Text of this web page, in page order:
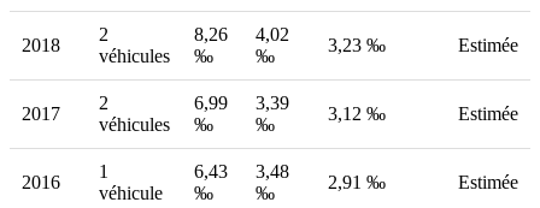
2018
2
véhicules
8,26
‰
4,02
‰
3,23 ‰ Estimée
2017
2
véhicules
6,99
‰
3,39
‰
3,12 ‰ Estimée
2016
1
véhicule
6,43
‰
3,48
‰
2,91 ‰ Estimée